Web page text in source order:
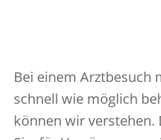
Bei einem Arztbesuch
schnell wie möglich
können wir